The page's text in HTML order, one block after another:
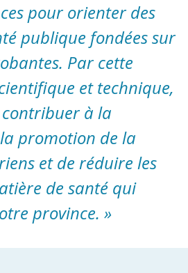
pour orienter des
publique fondées sur
Par cette
et technique,
à la
promotion de la
et de réduire les
de santé qui
province. »